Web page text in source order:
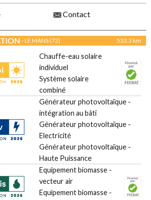
Contact
- LE MANS (72) 533.3 km
Chauffe-eau solaire
individuel
Système solaire
combiné
Générateur photovoltaïque -
intégration au bâti
Générateur photovoltaïque -
Electricité
Générateur photovoltaïque -
Haute Puissance
Equipement biomasse -
vecteur air
Equipement biomasse -